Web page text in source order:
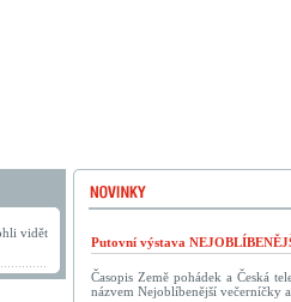
vidět
Putovní výstava
Časopis Země pohádek a Česká
názvem Nejoblíbenější večerníčky